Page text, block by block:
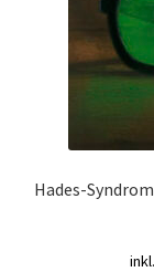
Hades-